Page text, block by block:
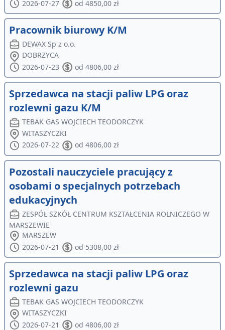
2026-07-27
od 4850,00 zł
Pracownik biurowy K/M
DEWAX Sp z o.o.
DOBRZYCA
2026-07-23
od 4806,00 zł
Sprzedawca na stacji paliw LPG oraz
rozlewni gazu K/M
TEBAK GAS WOJCIECH TEODORCZYK
WITASZYCZKI
2026-07-22
od 4806,00 zł
Pozostali nauczyciele pracujący z
osobami o specjalnych potrzebach
edukacyjnych
ZESPÓŁ SZKÓŁ CENTRUM KSZTAŁCENIA ROLNICZEGO W
MARSZEWIE
MARSZEW
2026-07-21
od 5308,00 zł
Sprzedawca na stacji paliw LPG oraz
rozlewni gazu
TEBAK GAS WOJCIECH TEODORCZYK
WITASZYCZKI
2026-07-21
od 4806,00 zł